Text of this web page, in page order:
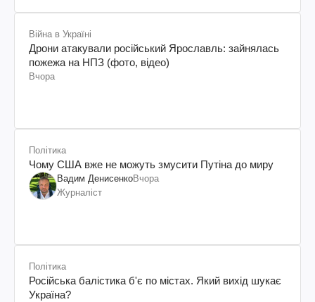
Війна в Україні
Дрони атакували російський Ярославль: зайнялась
пожежа на НПЗ (фото, відео)
Вчора
Політика
Чому США вже не можуть змусити Путіна до миру
Вадим ДенисенкоВчора
Журналіст
Політика
Російська балістика б'є по містах. Який вихід шукає
Україна?